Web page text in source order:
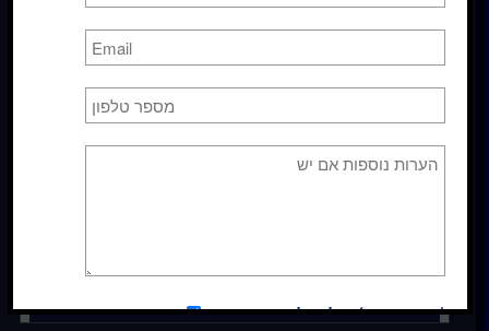
הרשמה לרשימת תפוצה
*אני מסכימ/ה לקבלת עדכונים כן